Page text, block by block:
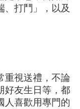
、打鬥」，以及
重視送禮，不論
好友生日等，都
人喜歡用專門的